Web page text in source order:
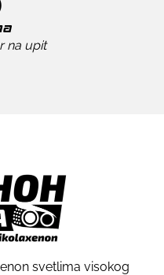
na upit
svetlima visokog